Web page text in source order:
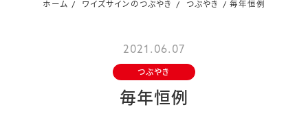
ホーム ワイズサインのつぶやき つぶやき 毎年恒例
2021.06.07
つぶやき
毎年恒例